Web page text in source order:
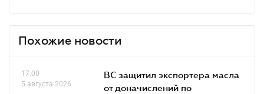
Похожие новости
17.00
5 августа 2026
ВС защитил экспортера масла
от доначислений по